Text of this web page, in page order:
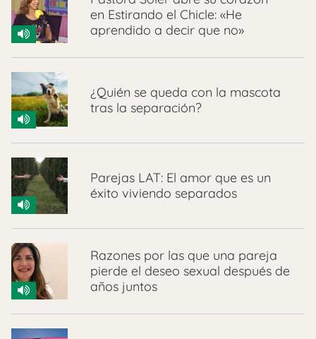
en Estirando el Chicle: «He
aprendido a decir que no»
¿Quién se queda con la mascota
tras la separación?
Parejas LAT: El amor que es un
éxito viviendo separados
Razones por las que una pareja
pierde el deseo sexual después de
años juntos